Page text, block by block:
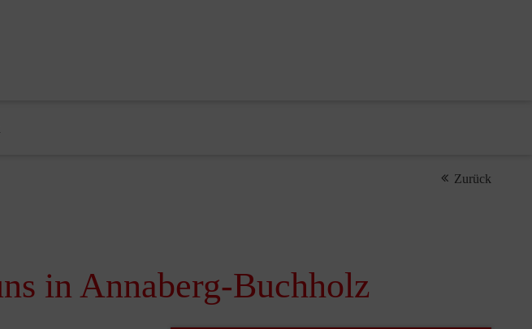
Zurück
in Annaberg-Buchholz